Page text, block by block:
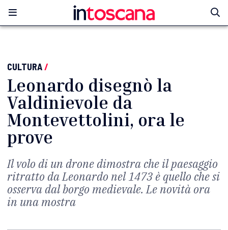
CULTURA/
Leonardo disegnò la
Valdinievole da
Montevettolini, ora le
prove
Il volo di un drone dimostra che il paesaggio
ritratto da Leonardo nel 1473 è quello che si
osserva dal borgo medievale. Le novità ora
in una mostra